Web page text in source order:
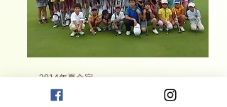
2014年夏合宿
新・西山荘カントリー倶楽部
2014/8/26(火) ～ 28(木)